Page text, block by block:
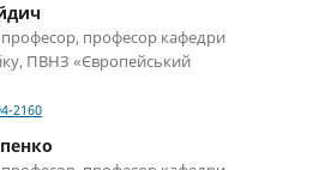
професор кафедри
ПВНЗ «Європейський
2160